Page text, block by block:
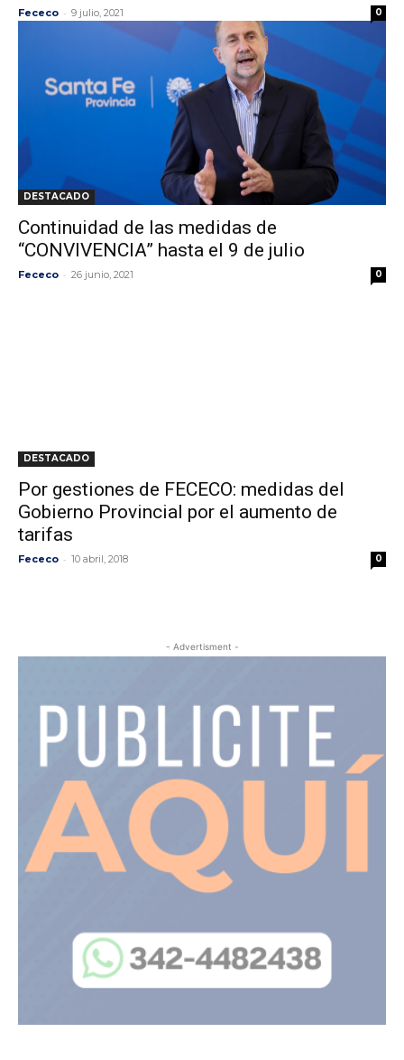
Fececo - 9 julio, 2021 0
DESTACADO
Continuidad de las medidas de
“CONVIVENCIA” hasta el 9 de julio
Fececo - 26 junio, 2021 0
DESTACADO
Por gestiones de FECECO: medidas del
Gobierno Provincial por el aumento de
tarifas
Fececo - 10 abril, 2018 0
- Advertisment -